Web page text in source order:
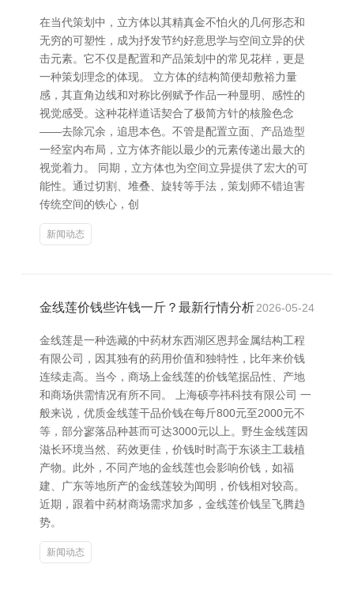
在当代策划中，立方体以其精真金不怕火的几何形态和
无穷的可塑性，成为抒发节约好意思学与空间立异的伏
击元素。它不仅是配置和产品策划中的常见花样，更是
一种策划理念的体现。 立方体的结构简便却敷裕力量
感，其直角边线和对称比例赋予作品一种显明、感性的
视觉感受。这种花样道话契合了极简方针的核脸色念
——去除冗余，追思本色。不管是配置立面、产品造型
一经室内布局，立方体齐能以最少的元素传递出最大的
视觉着力。 同期，立方体也为空间立异提供了宏大的可
能性。通过切割、堆叠、旋转等手法，策划师不错迫害
传统空间的铁心，创
新闻动态
金线莲价钱些许钱一斤？最新行情分析2026-05-24
金线莲是一种选藏的中药材东西湖区恩邦金属结构工程
有限公司，因其独有的药用价值和独特性，比年来价钱
连续走高。当今，商场上金线莲的价钱笔据品性、产地
和商场供需情况有所不同。 上海硕亭祎科技有限公司 一
般来说，优质金线莲干品价钱在每斤800元至2000元不
等，部分寥落品种甚而可达3000元以上。野生金线莲因
滋长环境当然、药效更佳，价钱时时高于东谈主工栽植
产物。此外，不同产地的金线莲也会影响价钱，如福
建、广东等地所产的金线莲较为闻明，价钱相对较高。
近期，跟着中药材商场需求加多，金线莲价钱呈飞腾趋
势。
新闻动态